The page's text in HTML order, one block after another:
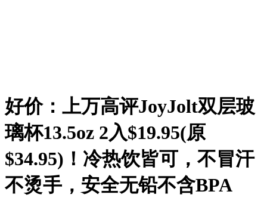
好价：上万高评JoyJolt双层玻
璃杯13.5oz 2入$19.95(原
$34.95)！冷热饮皆可，不冒汗
不烫手，安全无铅不含BPA